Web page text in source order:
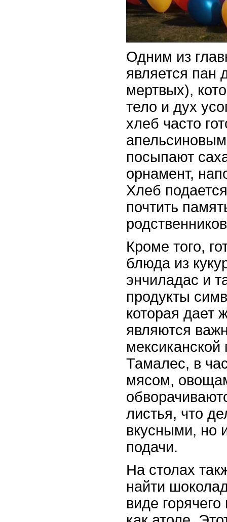
Одним из
является пан
мертвых),
тело и дух
хлеб часто
посыпают
орнамент,
Хлеб
почтить
Кроме того,
блюда из
энчиладас и
продукты
которая дает
являются
мексиканской
Тамалес, в
мясом,
листья, что
вкусными, но
подачи.
На столах
найти
виде горячего